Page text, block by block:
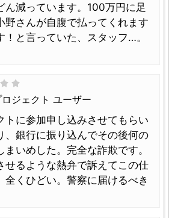
ん減っています。100万円に足
野さんが自腹で払ってくれます
！と言っていた、スタッフ…。
ジェクト ユーザー
トに参加申し込みさせてもらい
、銀行に振り込んでその後何の
いめした。完全な詐欺です。
せるような熱弁で訴えてこの仕
全くひどい。警察に届けるべき